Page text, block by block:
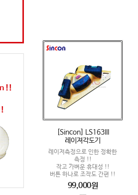
[Sincon] LS163III
레이져각도기
레이저측정으로 인한 정확한
측정 !!
작고 가벼운 휴대성 !!
버튼 하나로 조작도 간편 !!
99,000원